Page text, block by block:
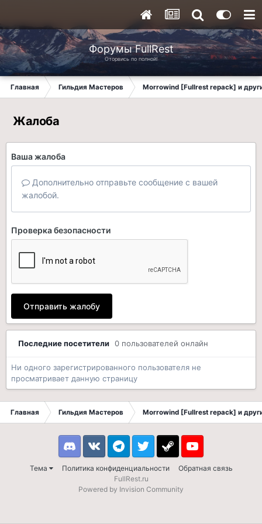
Форумы FullRest
Оторвись по полной!
Главная Гильдия Мастеров Morrowind [Fullrest repack] и
Жалоба
Ваша жалоба
Дополнительно отправьте сообщение с вашей
жалобой.
Проверка безопасности
Отправить жалобу
Последние посетители 0 пользователей онлайн
Ни одного зарегистрированного пользователя не
просматривает данную страницу
Главная Гильдия Мастеров Morrowind [Fullrest repack] и
Тема Политика конфиденциальности Обратная связь
DiscordVK TelegramTwitter Steam Youtube
FullRest.ru
Powered by Invision Community